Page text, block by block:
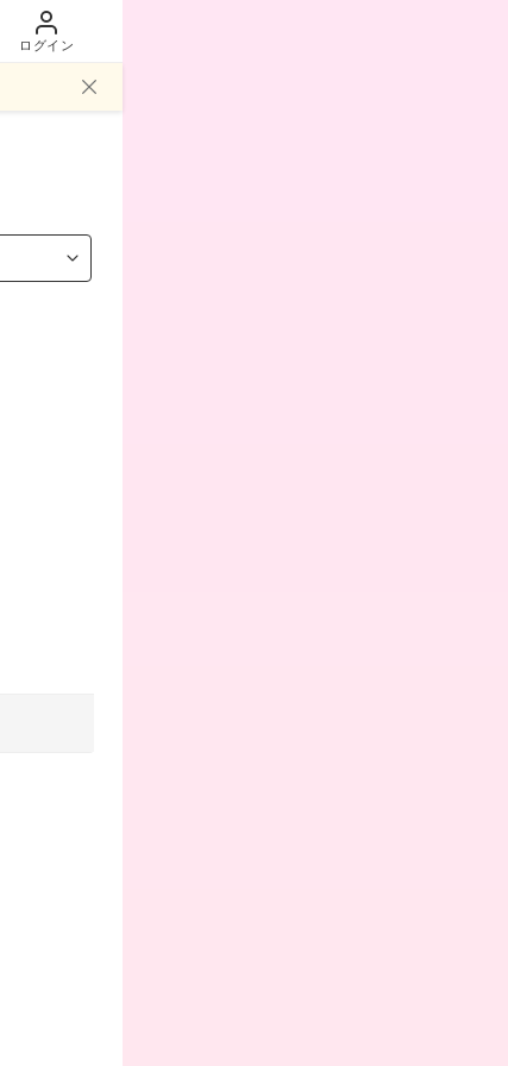
ログイン